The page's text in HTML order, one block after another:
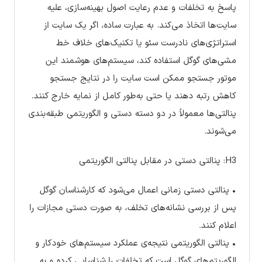
پاسخ به تخلفات و عدم رعایت اصول بهینه‌سازی، علیه
سایت‌ها اتخاذ می‌کند. به عبارت ساده، اگر یک سایت از
استراتژی‌های نادرست سئو یا تکنیک‌های خلاف خط
مشی‌های گوگل استفاده کند، سیستم‌های هوشمند این
موتور جستجو ممکن است سایت را در نتایج جستجو
کاهش رتبه دهند یا حتی به‌طور کامل از نمایه خارج کنند.
پنالتی‌ها معمولاً در دو دسته دستی و الگوریتمی طبقه‌بندی
می‌شوند.
H3: پنالتی دستی در مقابل پنالتی الگوریتمی
• پنالتی دستی زمانی اعمال می‌شود که کارشناسان گوگل
پس از بررسی نشانه‌های تخلف، به صورت دستی مجازات را
اعلام کنند.
• پنالتی الگوریتمی نتیجه‌ی عملکرد سیستم‌های خودکار و